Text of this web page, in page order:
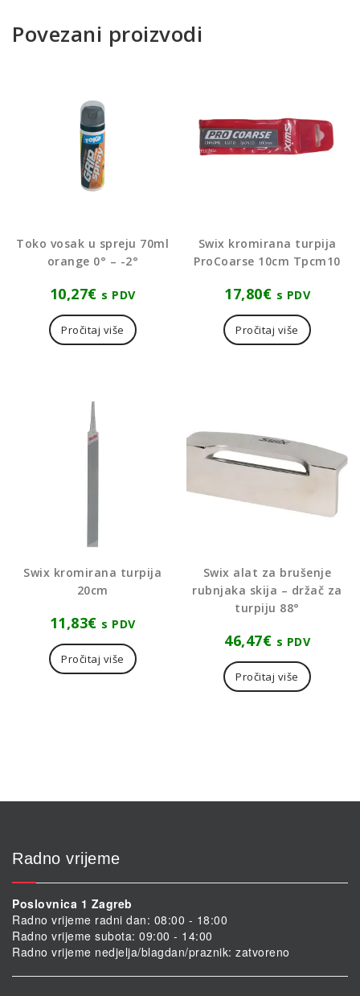
Povezani proizvodi
Toko vosak u spreju 70ml
orange 0° – -2°
10,27€ s PDV
Pročitaj više
Swix kromirana turpija
ProCoarse 10cm Tpcm10
17,80€ s PDV
Pročitaj više
Swix kromirana turpija
20cm
11,83€ s PDV
Pročitaj više
Swix alat za brušenje
rubnjaka skija – držač za
turpiju 88°
46,47€ s PDV
Pročitaj više
Radno vrijeme
Poslovnica 1 Zagreb
Radno vrijeme radni dan: 08:00 - 18:00
Radno vrijeme subota: 09:00 - 14:00
Radno vrijeme nedjelja/blagdan/praznik: zatvoreno